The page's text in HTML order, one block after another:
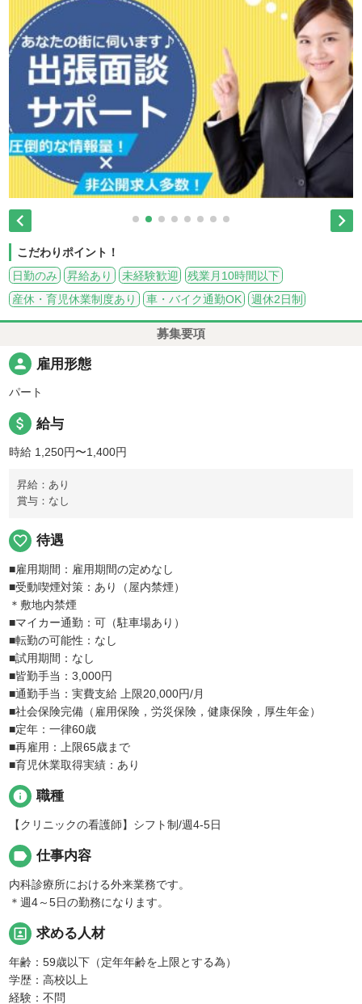
 
こだわりポイント！
日勤のみ
昇給あり 未経験歓迎
残業月10時間以下
産休・育児休業制度あり
車・バイク通勤OK 週休2日制
募集要項
person 雇用形態
パート
attach_money 給与
時給 1,250円〜1,400円
昇給：あり
賞与：なし
favorite_border 待遇
■雇用期間：雇用期間の定めなし
■受動喫煙対策：あり（屋内禁煙）
＊敷地内禁煙
■マイカー通勤：可（駐車場あり）
■転勤の可能性：なし
■試用期間：なし
■皆勤手当：3,000円
■通勤手当：実費支給 上限20,000円/月
■社会保険完備（雇用保険，労災保険，健康保険，厚生年金）
■定年：一律60歳
■再雇用：上限65歳まで
■育児休業取得実績：あり
info 職種
【クリニックの看護師】シフト制/週4-5日
label 仕事内容
内科診療所における外来業務です。
＊週4～5日の勤務になります。
portrait 求める人材
年齢：59歳以下（定年年齢を上限とする為）
学歴：高校以上
経験：不問